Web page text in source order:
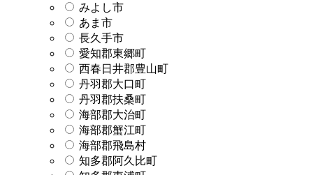
みよし市
あま市
長久手市
愛知郡東郷町
西春日井郡豊山町
丹羽郡大口町
丹羽郡扶桑町
海部郡大治町
海部郡蟹江町
海部郡飛島村
知多郡阿久比町